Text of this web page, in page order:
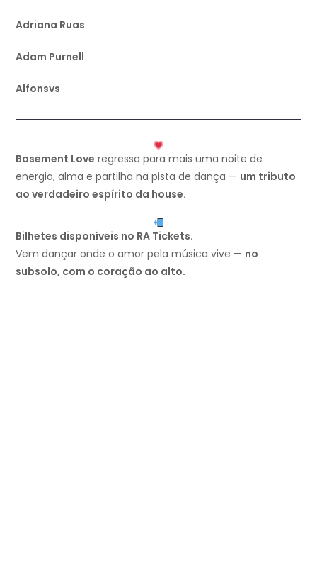
Adriana Ruas
Adam Purnell
Alfonsvs
Basement Love regressa para mais uma noite de
energia, alma e partilha na pista de dança — um tributo
ao verdadeiro espírito da house.
Bilhetes disponíveis no RA Tickets.
Vem dançar onde o amor pela música vive — no
subsolo, com o coração ao alto.